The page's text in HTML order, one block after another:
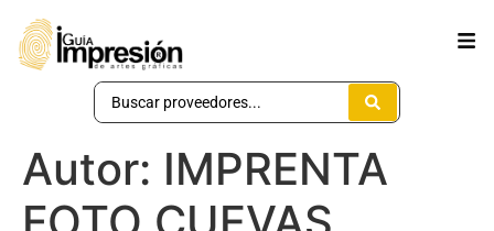
Autor: IMPRENTA